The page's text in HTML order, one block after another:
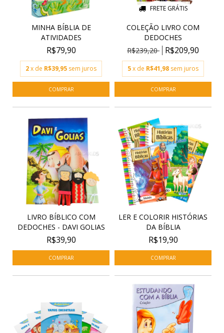
MINHA BÍBLIA DE
ATIVIDADES
R$79,90
2x de R$39,95 sem juros
FRETE GRÁTIS
COLEÇÃO LIVRO COM
DEDOCHES
R$239,20
R$209,90
5x de R$41,98 sem juros
LIVRO BÍBLICO COM
DEDOCHES - DAVI GOLIAS
R$39,90
LER E COLORIR HISTÓRIAS
DA BÍBLIA
R$19,90